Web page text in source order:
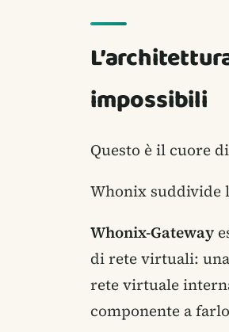
impossibili
Questo è il cuore
Whonix suddivide
Whonix-Gateway
di rete virtuali:
rete virtuale
componente a